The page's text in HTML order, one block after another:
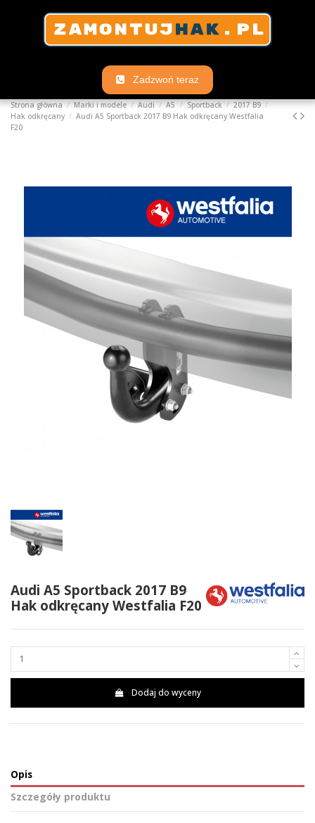
Zadzwoń teraz
Strona główna Marki i modele Audi A5 Sportback
2017 B9
Hak odkręcany
Audi A5 Sportback 2017 B9 Hak odkręcany Westfalia
F20
Audi A5 Sportback 2017 B9
Hak odkręcany Westfalia F20
Dodaj do wyceny
Opis
Szczegóły produktu